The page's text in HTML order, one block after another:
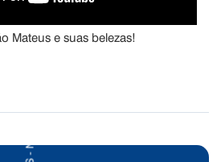
Mateus e suas belezas!